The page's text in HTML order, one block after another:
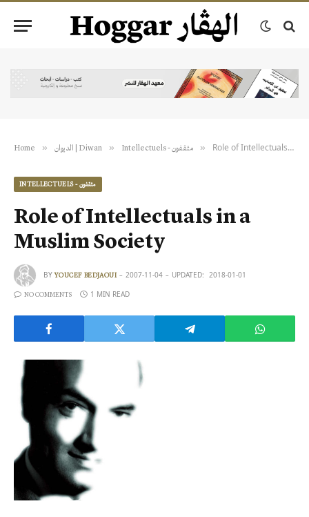
Home » الديوان | Diwan » Intellectuels - مثقفون » Role of Intellectuals in a Muslim Society
INTELLECTUELS - مثقفون
Role of Intellectuals in a
Muslim Society
BY YOUCEF BEDJAOUI 2007-11-04 UPDATED: 2018-01-01
NO COMMENTS 1 MIN READ